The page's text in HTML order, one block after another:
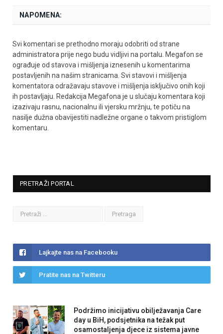
NAPOMENA:
Svi komentari se prethodno moraju odobriti od strane
administratora prije nego budu vidljivi na portalu. Megafon se
ograđuje od stavova i mišljenja iznesenih u komentarima
postavljenih na našim stranicama. Svi stavovi i mišljenja
komentatora odražavaju stavove i mišljenja isključivo onih koji
ih postavljaju. Redakcija Megafona je u slučaju komentara koji
izazivaju rasnu, nacionalnu ili vjersku mržnju, te potiču na
nasilje dužna obavijestiti nadležne organe o takvom pristiglom
komentaru.
PRETRAŽI PORTAL
Lajkajte nas na Facebooku
Pratite nas na Twitteru
Podržimo inicijativu obilježavanja Care
day u BiH, podsjetnika na težak put
osamostaljenja djece iz sistema javne